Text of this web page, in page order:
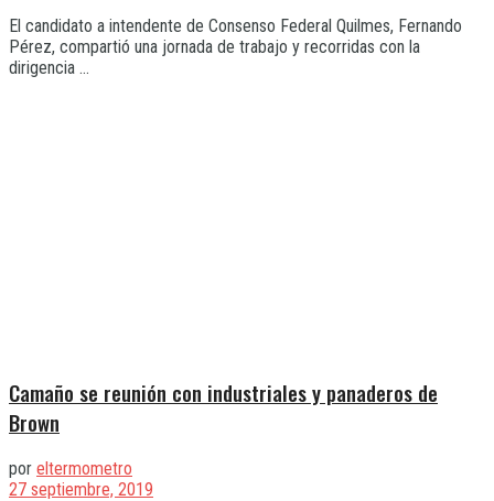
El candidato a intendente de Consenso Federal Quilmes, Fernando
Pérez, compartió una jornada de trabajo y recorridas con la
dirigencia ...
Camaño se reunión con industriales y panaderos de
Brown
por eltermometro
27 septiembre, 2019